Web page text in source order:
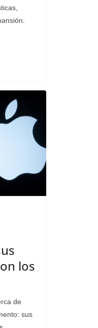
los
de
sus